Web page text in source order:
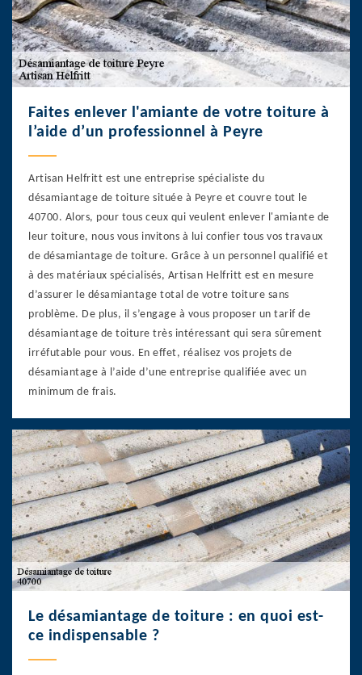
Faites enlever l'amiante de votre toiture à
l’aide d’un professionnel à Peyre
Artisan Helfritt est une entreprise spécialiste du
désamiantage de toiture située à Peyre et couvre tout le
40700. Alors, pour tous ceux qui veulent enlever l'amiante de
leur toiture, nous vous invitons à lui confier tous vos travaux
de désamiantage de toiture. Grâce à un personnel qualifié et
à des matériaux spécialisés, Artisan Helfritt est en mesure
d’assurer le désamiantage total de votre toiture sans
problème. De plus, il s’engage à vous proposer un tarif de
désamiantage de toiture très intéressant qui sera sûrement
irréfutable pour vous. En effet, réalisez vos projets de
désamiantage à l’aide d’une entreprise qualifiée avec un
minimum de frais.
Le désamiantage de toiture : en quoi est-
ce indispensable ?